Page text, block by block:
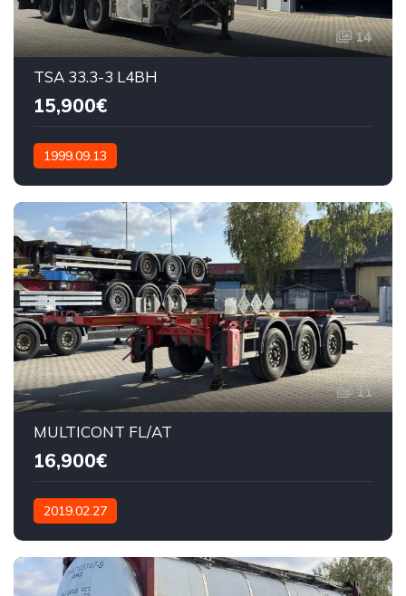
14
TSA 33.3-3 L4BH
15,900€
1999.09.13
11
MULTICONT FL/AT
16,900€
2019.02.27